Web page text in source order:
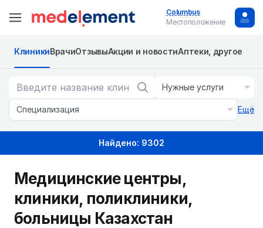
Columbus
Местоположение
КлиникиВрачиОтзывыАкции и новостиАптеки, другое
Нужные услуги
Специализация Ещё
Найдено: 9302
Медицинские центры,
клиники, поликлиники,
больницы Казахстан